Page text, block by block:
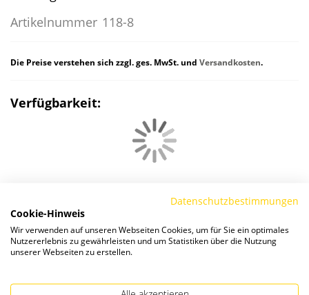
Artikelnummer 118-8
Die Preise verstehen sich zzgl. ges. MwSt. und Versandkosten.
Verfügbarkeit:
Passendes Zubehör
Datenschutzbestimmungen
Cookie-Hinweis
Wir verwenden auf unseren Webseiten Cookies, um für Sie ein optimales
Nutzererlebnis zu gewährleisten und um Statistiken über die Nutzung
unserer Webseiten zu erstellen.